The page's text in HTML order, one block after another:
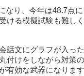
なり、今年は48.7点
ける模擬試験も難し
話文にグラフが入っ
付けをしながら対策
有効な武器になります